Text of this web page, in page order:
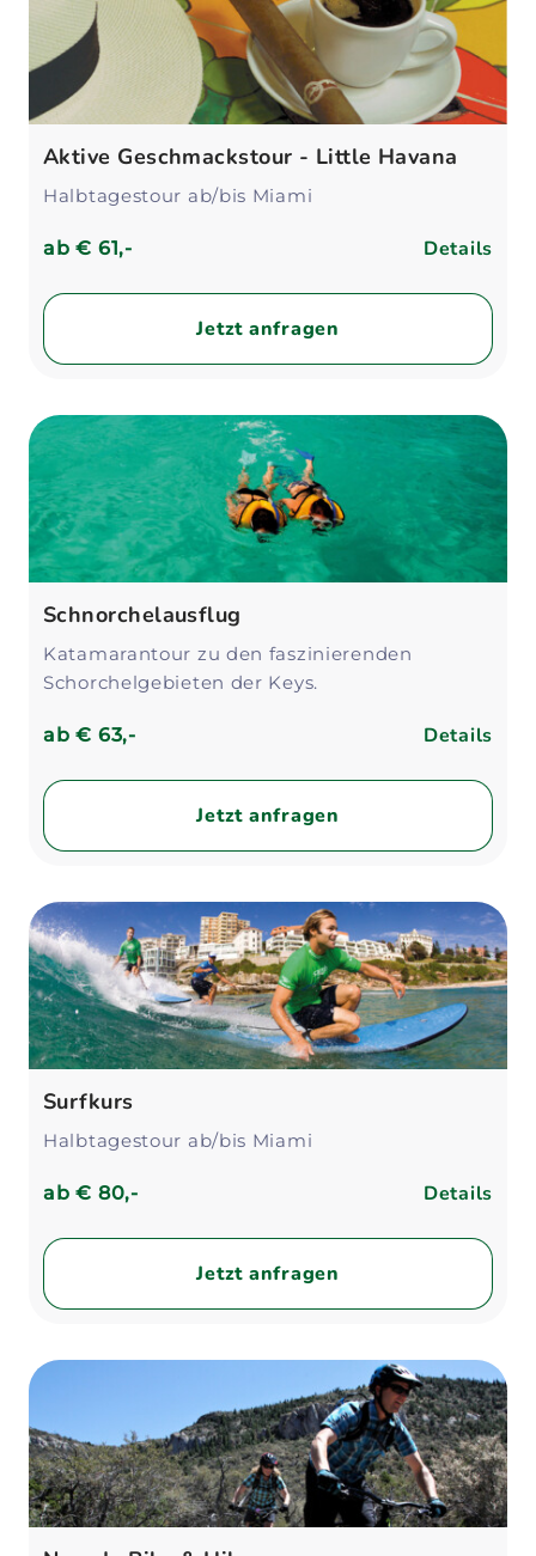
Aktive Geschmackstour - Little Havana
Halbtagestour ab/bis Miami
ab€ 61,- Details
Jetzt anfragen
Schnorchelausflug
Katamarantour zu den faszinierenden
Schorchelgebieten der Keys.
ab€ 63,- Details
Jetzt anfragen
Surfkurs
Halbtagestour ab/bis Miami
ab€ 80,- Details
Jetzt anfragen